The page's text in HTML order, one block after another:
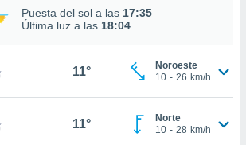
Puesta del sol a las 17:35
Última luz a las 18:04
11°
Noroeste
10 - 26 km/h
11°
Norte
10 - 28 km/h